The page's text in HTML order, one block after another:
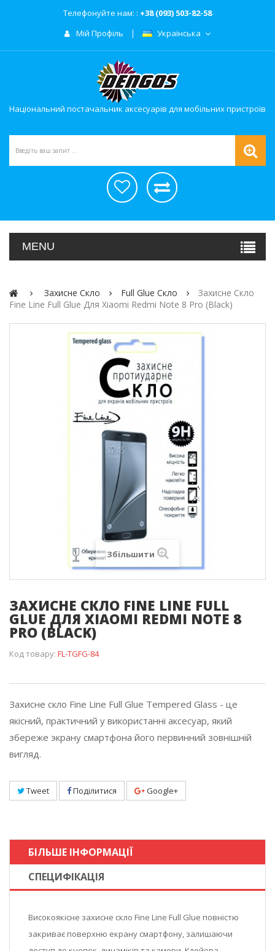
Телефонуйте нам: : +38 (093) 503-82-58
Мій Профіль
Українська
Національний постачальник аксесуарів для мобільних пристроїв
MENU
Захисне Скло Full Glue Скло
Захисне Скло
Fine Line Full Glue Для Xiaomi Redmi Note 8 Pro (black)
Збільшити
ЗАХИСНЕ СКЛО FINE LINE FULL
GLUE ДЛЯ XIAOMI REDMI NOTE 8
PRO (BLACK)
Код товару: FL-TGFG-84
Захисне скло Fine Line Full Glue Tempered Glass - це
якісний, практичний у використанні аксесуар, який
збереже экрану смартфона його первинний зовнішній
вигляд.
Tweet Поділитися Google+
БІЛЬШЕ ІНФОРМАЦІЇ
СПЕЦИФІКАЦІЯ
Високоякісне захисне скло Fine Line Full Glue повністю
закриває поверхню екрану смартфону, залишаючи